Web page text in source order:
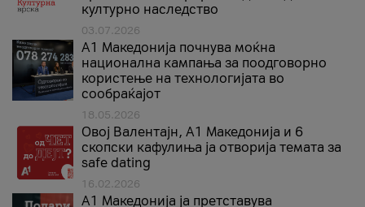
културно наследство
03.07.2026
A1 Македонија почнува моќна
национална кампања за поодговорно
користење на технологијата во
сообраќајот
18.05.2026
Овој Валентајн, A1 Македонија и 6
скопски кафулиња ја отворија темата за
safe dating
16.02.2026
А1 Македонија ја претставува